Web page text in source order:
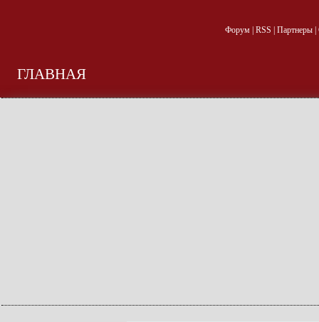
Форум| RSS Партнеры|
ГЛАВНАЯ